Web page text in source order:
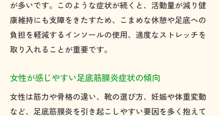
が多いです。このような症状が続くと、活動量が減り健
康維持にも支障をきたすため、こまめな休憩や足底への
負担を軽減するインソールの使用、適度なストレッチを
取り入れることが重要です。
女性が感じやすい足底筋膜炎症状の傾向
女性は筋力や骨格の違い、靴の選び方、妊娠や体重変動
など、足底筋膜炎を引き起こしやすい要因を多く抱えて